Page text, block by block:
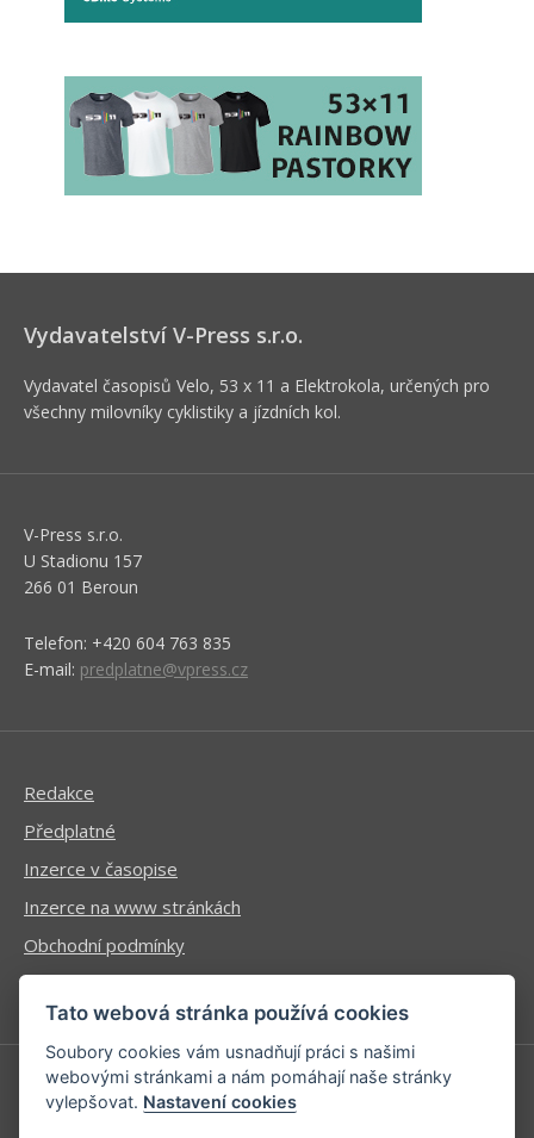
Vydavatelství V-Press s.r.o.
Vydavatel časopisů Velo, 53 x 11 a Elektrokola, určených pro
všechny milovníky cyklistiky a jízdních kol.
V-Press s.r.o.
U Stadionu 157
266 01 Beroun
Telefon: +420 604 763 835
E-mail: predplatne@vpress.cz
Redakce
Předplatné
Inzerce v časopise
Inzerce na www stránkách
Obchodní podmínky
Ochrana osobních údajů
Příhlášení | Registrace
Tato webová stránka používá cookies
Soubory cookies vám usnadňují práci s našimi
webovými stránkami a nám pomáhají naše stránky
vylepšovat. Nastavení cookies